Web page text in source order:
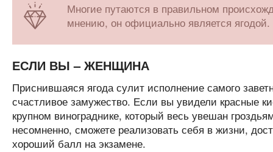
Многие путаются в правильном
мнению, он официально является ягодой.
ЕСЛИ ВЫ – ЖЕНЩИНА
Приснившаяся ягода сулит исполнение самого
счастливое замужество. Если вы увидели красные
крупном винограднике, который весь увешан
несомненно, сможете реализовать себя в жизни,
хороший балл на экзамене.